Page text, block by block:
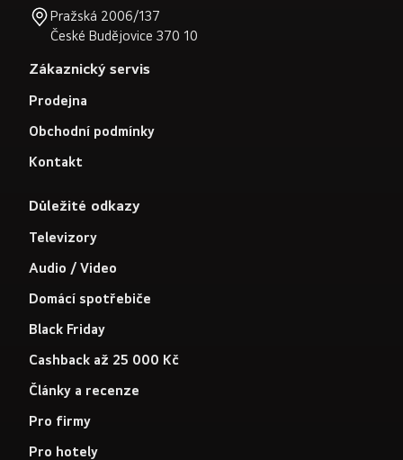
Pražská 2006/137
České Budějovice 370 10
Zákaznický servis
Prodejna
Obchodní podmínky
Kontakt
Důležité odkazy
Televizory
Audio / Video
Domácí spotřebiče
Black Friday
Cashback až 25 000 Kč
Články a recenze
Pro firmy
Pro hotely